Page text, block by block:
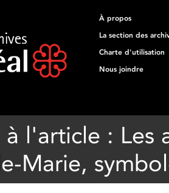
À propos
La section des
Charte d'utilisation
Nous joindre
l'article : Les
Marie,